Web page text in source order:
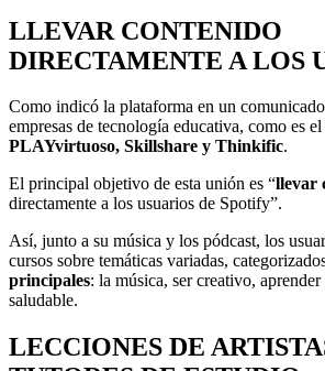
LLEVAR CONTENIDO
DIRECTAMENTE A LOS
Como indicó la plataforma en un
empresas de tecnología educativa, como es
PLAYvirtuoso, Skillshare y Thinkific.
El principal objetivo de esta unión es “llevar
directamente a los usuarios de Spotify”.
Así, junto a su música y los pódcast, los
cursos sobre temáticas variadas,
principales: la música, ser creativo,
saludable.
LECCIONES DE